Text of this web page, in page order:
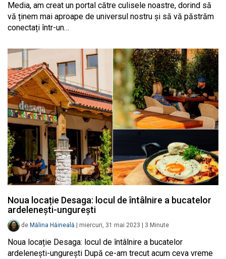
Media, am creat un portal către culisele noastre, dorind să
vă ținem mai aproape de universul nostru și să vă păstrăm
conectați într-un…
Noua locație Desaga: locul de întâlnire a bucatelor
ardelenești-ungurești
de Mălina Hăineală miercuri, 31 mai 2023 3 Minute
Noua locație Desaga: locul de întâlnire a bucatelor
ardelenești-ungurești După ce-am trecut acum ceva vreme